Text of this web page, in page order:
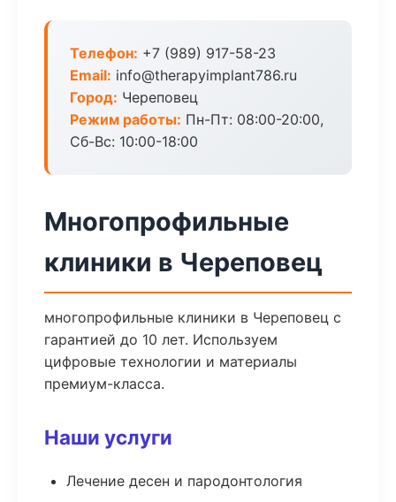
Телефон: +7 (989) 917-58-23
Email: info@therapyimplant786.ru
Город: Череповец
Режим работы: Пн-Пт: 08:00-20:00,
Сб-Вс: 10:00-18:00
Многопрофильные
клиники в Череповец
многопрофильные клиники в Череповец с
гарантией до 10 лет. Используем
цифровые технологии и материалы
премиум-класса.
Наши услуги
Лечение десен и пародонтология